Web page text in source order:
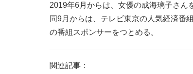
2019年6月からは、女優の成海璃子さん
同9月からは、テレビ東京の人気経済番
の番組スポンサーをつとめる。
関連記事：